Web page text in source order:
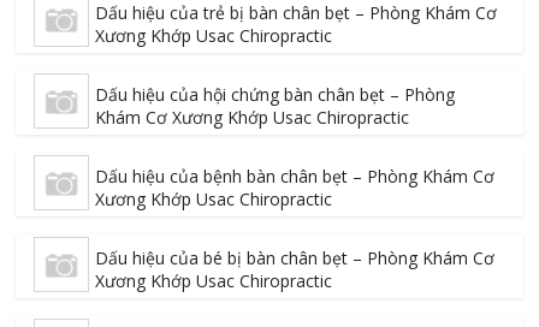
Dấu hiệu của trẻ bị bàn chân bẹt – Phòng Khám Cơ
Xương Khớp Usac Chiropractic
Dấu hiệu của hội chứng bàn chân bẹt – Phòng
Khám Cơ Xương Khớp Usac Chiropractic
Dấu hiệu của bệnh bàn chân bẹt – Phòng Khám Cơ
Xương Khớp Usac Chiropractic
Dấu hiệu của bé bị bàn chân bẹt – Phòng Khám Cơ
Xương Khớp Usac Chiropractic